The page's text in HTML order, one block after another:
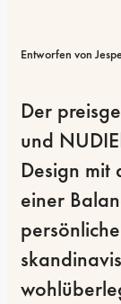
Entworfen von
Der
und
Design mit
einer